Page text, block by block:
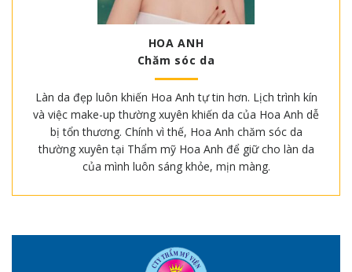
HOA ANH
Chăm sóc da
Làn da đẹp luôn khiến Hoa Anh tự tin hơn. Lịch trình kín
và việc make-up thường xuyên khiến da của Hoa Anh dễ
bị tổn thương. Chính vì thế, Hoa Anh chăm sóc da
thường xuyên tại Thẩm mỹ Hoa Anh để giữ cho làn da
của mình luôn sáng khỏe, mịn màng.